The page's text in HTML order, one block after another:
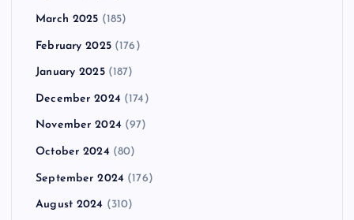
March 2025 (185)
February 2025(176)
January 2025(187)
December 2024 (174)
November 2024 (97)
October 2024 (80)
September 2024 (176)
August 2024 (310)